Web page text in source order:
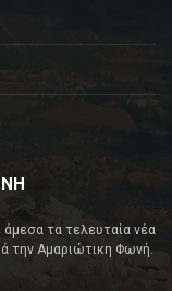
άμεσα τα τελευταία νέα
την Αμαριώτικη Φωνή.